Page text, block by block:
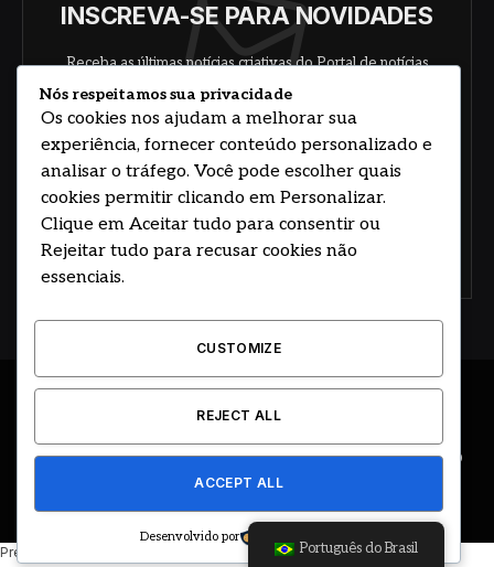
INSCREVA-SE PARA NOVIDADES
Receba as últimas notícias criativas do Portal de notícias
sobre arte, design e negócios.
Concorde com nossos termos e acordo de
© 2026 DESENVOLVIDO POR HOSTING PRIME BRASIL
ÚLTIMAS NOTÍCIAS DESTAQUES
CIDADE E REGIÃO
EDITORIAL EVENTOS
Português do Brasil
Nós respeitamos sua privacidade
Os cookies nos ajudam a melhorar sua
experiência, fornecer conteúdo personalizado e
analisar o tráfego. Você pode escolher quais
cookies permitir clicando em Personalizar.
Clique em Aceitar tudo para consentir ou
Rejeitar tudo para recusar cookies não
essenciais.
CUSTOMIZE
REJECT ALL
ACCEPT ALL
Desenvolvido por
Precisando de ajuda? Basta enviar uma mensagem.